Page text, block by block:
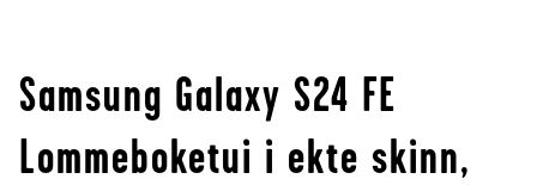
Samsung Galaxy S24 FE
Lommeboketui i ekte skinn,